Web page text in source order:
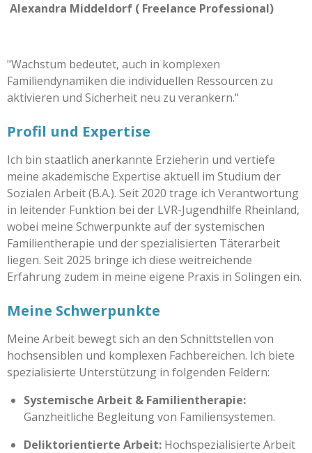
Alexandra Middeldorf ( Freelance Professional)
"Wachstum bedeutet, auch in komplexen
Familiendynamiken die individuellen Ressourcen zu
aktivieren und Sicherheit neu zu verankern."
Profil und Expertise
Ich bin staatlich anerkannte Erzieherin und vertiefe
meine akademische Expertise aktuell im Studium der
Sozialen Arbeit (B.A.). Seit 2020 trage ich Verantwortung
in leitender Funktion bei der LVR-Jugendhilfe Rheinland,
wobei meine Schwerpunkte auf der systemischen
Familientherapie und der spezialisierten Täterarbeit
liegen. Seit 2025 bringe ich diese weitreichende
Erfahrung zudem in meine eigene Praxis in Solingen ein.
Meine Schwerpunkte
Meine Arbeit bewegt sich an den Schnittstellen von
hochsensiblen und komplexen Fachbereichen. Ich biete
spezialisierte Unterstützung in folgenden Feldern:
Systemische Arbeit & Familientherapie:
Ganzheitliche Begleitung von Familiensystemen.
Deliktorientierte Arbeit: Hochspezialisierte Arbeit